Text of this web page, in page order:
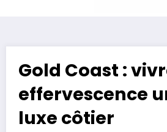
Gold Coast :
effervescence
luxe côtier